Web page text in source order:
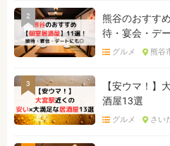
2
熊谷のおすす
待・宴会・デ
グルメ 熊谷
3
【安ウマ！】
酒屋13選
グルメ さい